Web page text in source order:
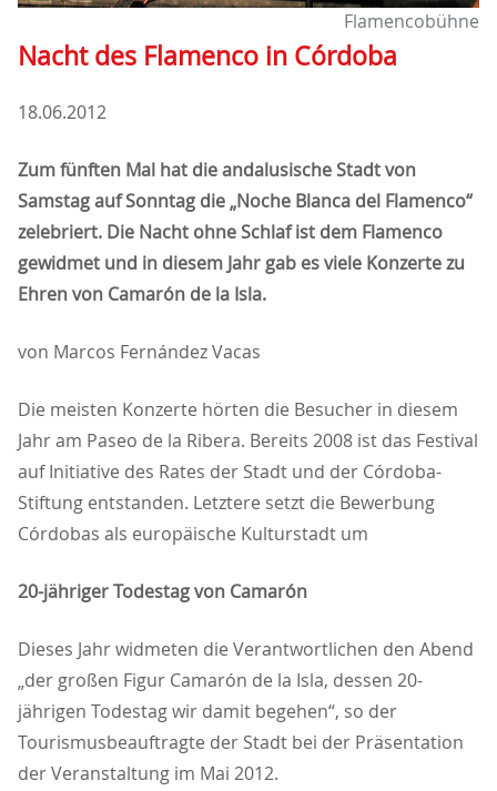
Flamencobühne
Nacht des Flamenco in Córdoba
18.06.2012
Zum fünften Mal hat die andalusische Stadt von
Samstag auf Sonntag die „Noche Blanca del Flamenco“
zelebriert. Die Nacht ohne Schlaf ist dem Flamenco
gewidmet und in diesem Jahr gab es viele Konzerte zu
Ehren von Camarón de la Isla.
von Marcos Fernández Vacas
Die meisten Konzerte hörten die Besucher in diesem
Jahr am Paseo de la Ribera. Bereits 2008 ist das Festival
auf Initiative des Rates der Stadt und der Córdoba-
Stiftung entstanden. Letztere setzt die Bewerbung
Córdobas als europäische Kulturstadt um
20-jähriger Todestag von Camarón
Dieses Jahr widmeten die Verantwortlichen den Abend
der großen Figur Camarón de la Isla, dessen 20-
jährigen Todestag wir damit begehen“, so der
Tourismusbeauftragte der Stadt bei der Präsentation
der Veranstaltung im Mai 2012.